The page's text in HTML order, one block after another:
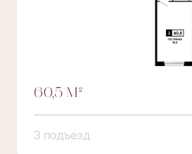
60,5 М²
3 подъезд